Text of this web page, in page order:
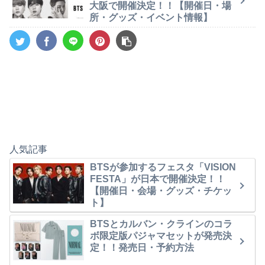
大阪で開催決定！！【開催日・場
所・グッズ・イベント情報】
人気記事
BTSが参加するフェスタ「VISION
FESTA」が日本で開催決定！！
【開催日・会場・グッズ・チケッ
ト】
BTSとカルバン・クラインのコラ
ボ限定版パジャマセットが発売決
定！！発売日・予約方法